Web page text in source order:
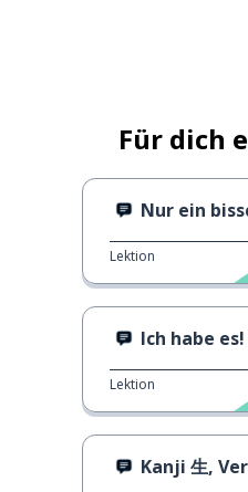
Für dich
Nur ein
Lektion
Ich habe es!
Lektion
Kanji 生,